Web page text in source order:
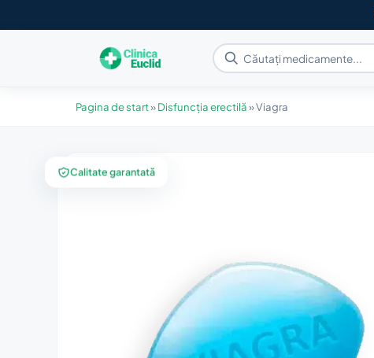
Pagina de start»Disfuncția erectilă»Viagra
Calitate garantată